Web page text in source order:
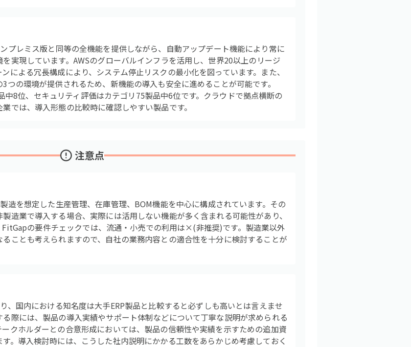
プレミス版と同等の全機能を提供しながら、自動アップデート機能により常に
実現しています。AWSのグローバルインフラを活用し、世界20以上のリージ
による冗長構成により、システム停止リスクの最小化を図っています。また、
つの環境が提供されるため、新機能の導入も安全に進めることが可能です。
8位、セキュリティ評価はカテゴリ75製品中6位です。クラウドで拠点横断の
では、導入形態の比較時に確認しやすい製品です。
注意点
造を想定した生産管理、在庫管理、BOM機能を中心に構成されています。その
造業で導入する場合、実際には活用しない機能が多く含まれる可能性があり、
の要件チェックでは、流通・小売での利用は×(非推奨)です。製造業以外
ことも考えられますので、自社の業務内容との適合性を十分に検討することが
、国内における知名度は大手ERP製品と比較すると必ずしも高いとは言えませ
際には、製品の導入実績やサポート体制などについて丁寧な説明が求められる
クホルダーとの合意形成においては、製品の信頼性や実績を示すための追加資
。導入検討時には、こうした社内説明にかかる工数をあらかじめ考慮しておく